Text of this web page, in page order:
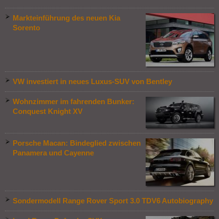
Markteinführung des neuen Kia
Sorento
VW investiert in neues Luxus-SUV von Bentley
Wohnzimmer im fahrenden Bunker:
Conquest Knight XV
Porsche Macan: Bindeglied zwischen
Panamera und Cayenne
Sondermodell Range Rover Sport 3.0 TDV6 Autobiography